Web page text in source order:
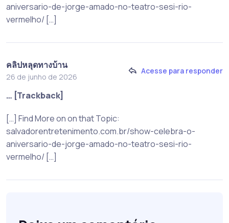
aniversario-de-jorge-amado-no-teatro-sesi-rio-
vermelho/ […]
คลิปหลุดทางบ้าน
26 de junho de 2026
Acesse para responder
… [Trackback]
[…] Find More on on that Topic:
salvadorentretenimento.com.br/show-celebra-o-
aniversario-de-jorge-amado-no-teatro-sesi-rio-
vermelho/ […]